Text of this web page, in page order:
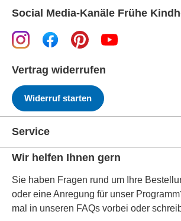
Social Media-Kanäle Frühe
Vertrag widerrufen
Widerruf starten
Service
Wir helfen Ihnen gern
Sie haben Fragen rund um Ihre
oder eine Anregung für unser
mal in unseren FAQs vorbei oder